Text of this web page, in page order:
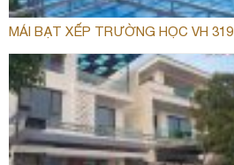
MÁI BẠT XẾP TRƯỜNG HỌC VH 319